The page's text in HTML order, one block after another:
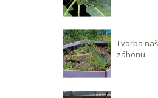
Tvorba
záhonu